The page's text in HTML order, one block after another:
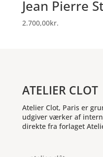
Jean Pierre
2.700,00kr.
ATELIER CLOT
Atelier Clot, Paris er
udgiver værker af
direkte fra forlaget